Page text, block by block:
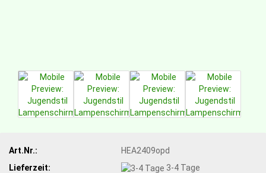
Art.Nr.:
HEA2409opd
Lieferzeit:
3-4 Tage